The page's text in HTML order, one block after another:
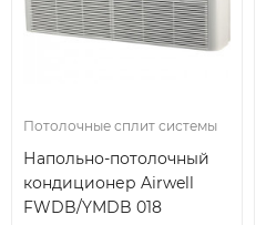
Потолочные сплит системы
Напольно-потолочный
кондиционер Airwell
FWDB/YMDB 018